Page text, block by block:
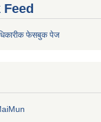
Feed
फेसबुक पेज